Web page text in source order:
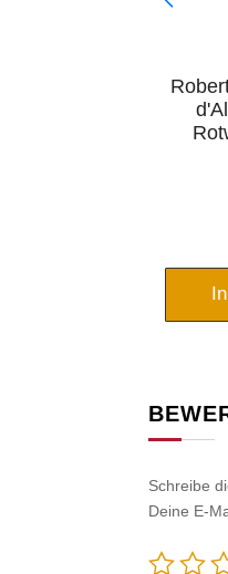
Schreibe
Deine E-